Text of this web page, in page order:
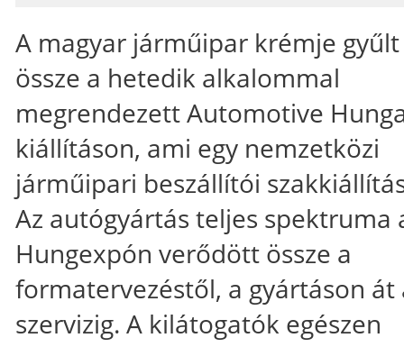
A magyar járműipar krémje gyűlt
össze a hetedik alkalommal
megrendezett Automotive
kiállításon, ami egy nemzetközi
járműipari beszállítói
Az autógyártás teljes spektruma
Hungexpón verődött össze a
formatervezéstől, a gyártáson át
szervizig. A kilátogatók egészen